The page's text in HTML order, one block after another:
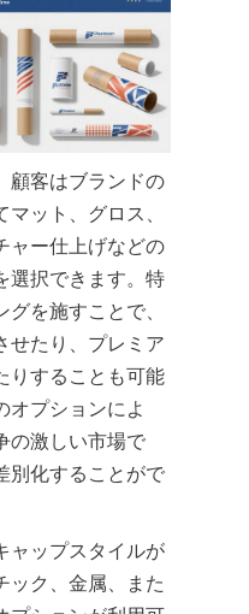
顧客はブランドの
ット、グロス、
ャー仕上げなどの
選択できます。特
を施すことで、
せたり、プレミア
りすることも可能
オプションによ
の激しい市場で
別化することがで
ャップスタイルが
ック、金属、また